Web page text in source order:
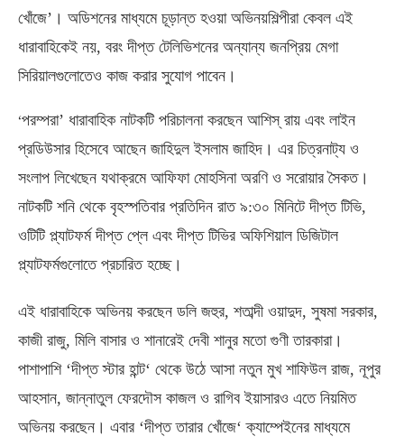
খোঁজে’। অডিশনের মাধ্যমে চূড়ান্ত হওয়া অভিনয়শিল্পীরা কেবল এই
ধারাবাহিকেই নয়, বরং দীপ্ত টেলিভিশনের অন্যান্য জনপ্রিয় মেগা
সিরিয়ালগুলোতেও কাজ করার সুযোগ পাবেন।
‘পরম্পরা’ ধারাবাহিক নাটকটি পরিচালনা করছেন আশিস্ রায় এবং লাইন
প্রডিউসার হিসেবে আছেন জাহিদুল ইসলাম জাহিদ। এর চিত্রনাট্য ও
সংলাপ লিখেছেন যথাক্রমে আফিফা মোহসিনা অরণি ও সরোয়ার সৈকত।
নাটকটি শনি থেকে বৃহস্পতিবার প্রতিদিন রাত ৯:৩০ মিনিটে দীপ্ত টিভি,
ওটিটি প্ল্যাটফর্ম দীপ্ত প্লে এবং দীপ্ত টিভির অফিশিয়াল ডিজিটাল
প্ল্যাটফর্মগুলোতে প্রচারিত হচ্ছে।
এই ধারাবাহিকে অভিনয় করছেন ডলি জহুর, শতাব্দী ওয়াদুদ, সুষমা সরকার,
কাজী রাজু, মিলি বাসার ও শানারেই দেবী শানুর মতো গুণী তারকারা।
পাশাপাশি ‘দীপ্ত স্টার হান্ট‘ থেকে উঠে আসা নতুন মুখ শাফিউল রাজ, নূপুর
আহসান, জান্নাতুল ফেরদৌস কাজল ও রাগিব ইয়াসারও এতে নিয়মিত
অভিনয় করছেন। এবার ‘দীপ্ত তারার খোঁজে‘ক্যাম্পেইনের মাধ্যমে